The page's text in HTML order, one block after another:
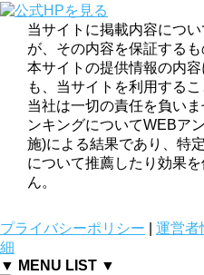
当サイトに掲載内容につ
が、その内容を保証する
本サイトの提供情報の内
も、当サイトを利用する
当社は一切の責任を負い
ンキングについてWEBア
施)による結果であり、特
について推薦したり効果
ん。
プライバシーポリシー 運営者
細
▼ MENU LIST ▼